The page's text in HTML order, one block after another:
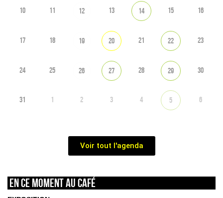
10 11 12 13 14 15 16
17 18 19 20 21 22 23
24 25 26 27 28 29 30
31 1 2 3 4 5 6
Voir tout l'agenda
En ce moment au café